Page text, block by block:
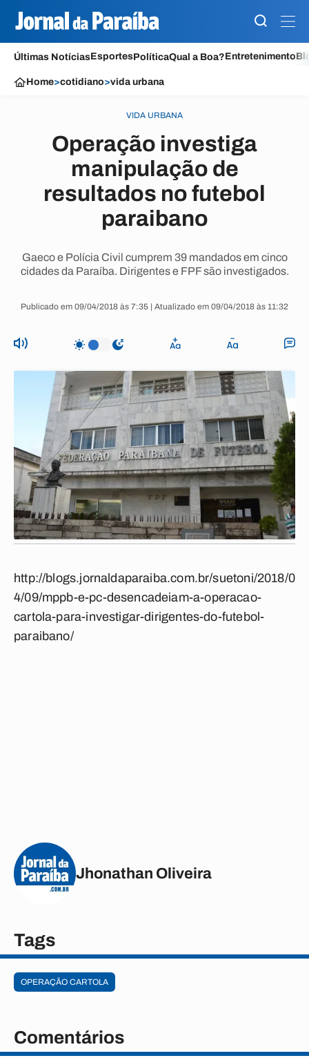
Últimas NotíciasEsportesPolíticaQual a Boa?Entretenimento
Home>cotidiano>vida urbana
VIDA URBANA
Operação investiga
manipulação de
resultados no futebol
paraibano
Gaeco e Polícia Civil cumprem 39 mandados em cinco
cidades da Paraíba. Dirigentes e FPF são investigados.
Publicado em 09/04/2018 às 7:35 | Atualizado em 09/04/2018 às 11:32
http://blogs.jornaldaparaiba.com.br/suetoni/2018/0
4/09/mppb-e-pc-desencadeiam-a-operacao-
cartola-para-investigar-dirigentes-do-futebol-
paraibano/
Jhonathan Oliveira
Tags
OPERAÇÃO CARTOLA
Comentários